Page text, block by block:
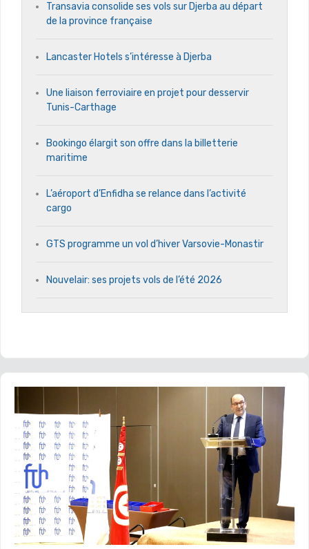
Transavia consolide ses vols sur Djerba au départ
de la province française
Lancaster Hotels s’intéresse à Djerba
Une liaison ferroviaire en projet pour desservir
Tunis-Carthage
Bookingo élargit son offre dans la billetterie
maritime
L’aéroport d’Enfidha se relance dans l’activité
cargo
GTS programme un vol d’hiver Varsovie-Monastir
Nouvelair: ses projets vols de l’été 2026